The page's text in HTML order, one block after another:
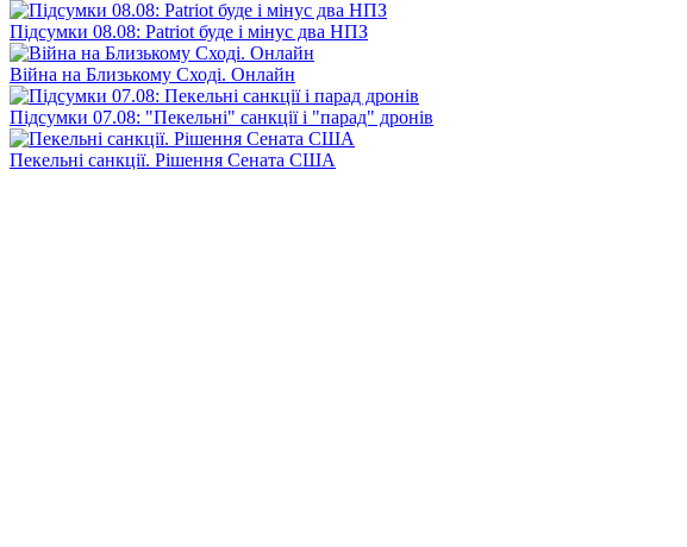
Підсумки 08.08: Patriot буде і мінус два НПЗ
Війна на Близькому Сході. Онлайн
Підсумки 07.08: "Пекельні" санкції і "парад" дронів
Пекельні санкції. Рішення Сената США